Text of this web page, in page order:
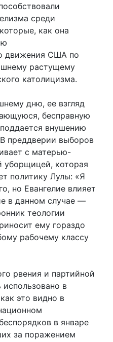
среди
как она
движения США по
растущему
католицизма.
дню, ее взгляд
бесправную
внушению
преддверии выборов
с матерью-
которая
политику Лулы: «Я
но Евангелие влияет
в данном случае —
теологии
ему гораздо
рабочему классу
рвения и партийной
в
это видно в
в январе
за поражением